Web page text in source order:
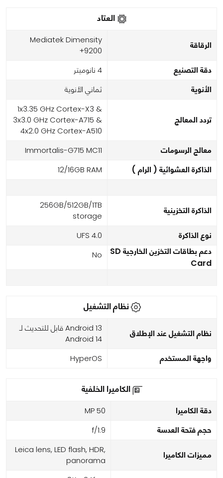
العتاد
الرقاقة
Mediatek Dimensity
9200+
دقة التصنيع 4 نانوميتر
الأنوية ثماني الأنوية
تردد المعالج
1x3.35 GHz Cortex-X3 &
3x3.0 GHz Cortex-A715 &
4x2.0 GHz Cortex-A510
معالج الرسومات Immortalis-G715 MC11
الذاكرة العشوائية ( الرام ) 12/16GB RAM
الذاكرة التخزينية
256GB/512GB/1TB
storage
نوع الذاكرة UFS 4.0
دعم بطاقات التخزين الخارجية SD
Card
No
نظام التشغيل
نظام التشغيل عند الإطلاق
Android 13 قابل للتحديث لـ
Android 14
واجهة المستخدم HyperOS
الكاميرا الخلفية
دقة الكاميرا 50 MP
حجم فتحة العدسة f/1.9
مميزات الكاميرا
Leica lens, LED flash, HDR,
panorama